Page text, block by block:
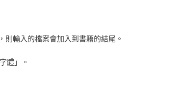
輸入的檔案會加入到書籍的結尾。
體」。